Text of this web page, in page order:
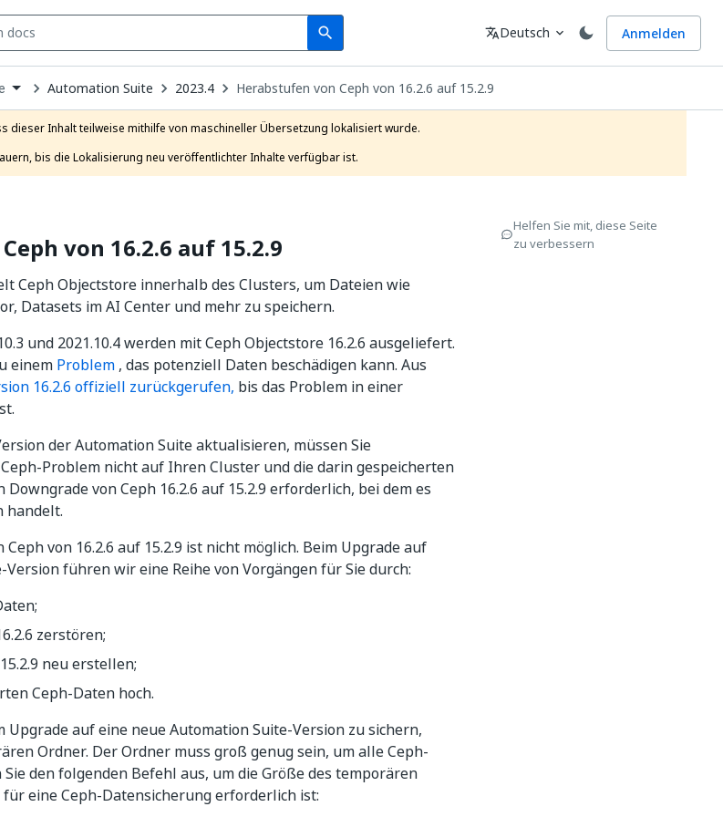
search
Search Sprache
translateDeutsch expand_more Anmelden
Automation Suite 2023.4 Herabstufen von Ceph von 16.2.6 auf 15.2.9
dieser Inhalt teilweise mithilfe von maschineller Übersetzung lokalisiert wurde.
bis die Lokalisierung neu veröffentlichter Inhalte verfügbar ist.
von 16.2.6 auf 15.2.9
Ceph Objectstore innerhalb des Clusters, um Dateien wie
Datasets im AI Center und mehr zu speichern.
und 2021.10.4 werden mit Ceph Objectstore 16.2.6 ausgeliefert.
einem Problem , das potenziell Daten beschädigen kann. Aus
16.2.6 offiziell zurückgerufen, bis das Problem in einer
der Automation Suite aktualisieren, müssen Sie
Problem nicht auf Ihren Cluster und die darin gespeicherten
von Ceph 16.2.6 auf 15.2.9 erforderlich, bei dem es
handelt.
von 16.2.6 auf 15.2.9 ist nicht möglich. Beim Upgrade auf
führen wir eine Reihe von Vorgängen für Sie durch:
zerstören;
neu erstellen;
Ceph-Daten hoch.
Upgrade auf eine neue Automation Suite-Version zu sichern,
Ordner. Der Ordner muss groß genug sein, um alle Ceph-
den folgenden Befehl aus, um die Größe des temporären
eine Ceph-Datensicherung erforderlich ist:
Helfen Sie mit, diese Seite
zu verbessern